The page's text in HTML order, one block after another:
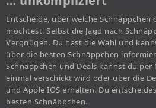
Entscheide, über welche
möchtest. Selbst die Jagd nach
Vergnügen. Du hast die Wahl und
über die besten Schnäppchen
Schnäppchen und Deals kannst du per
einmal verschickt wird oder über die
und Apple IOS erhalten. Du
besten Schnäppchen.